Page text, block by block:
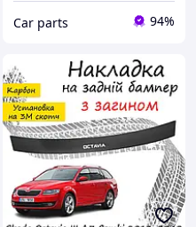
Сar parts 94%